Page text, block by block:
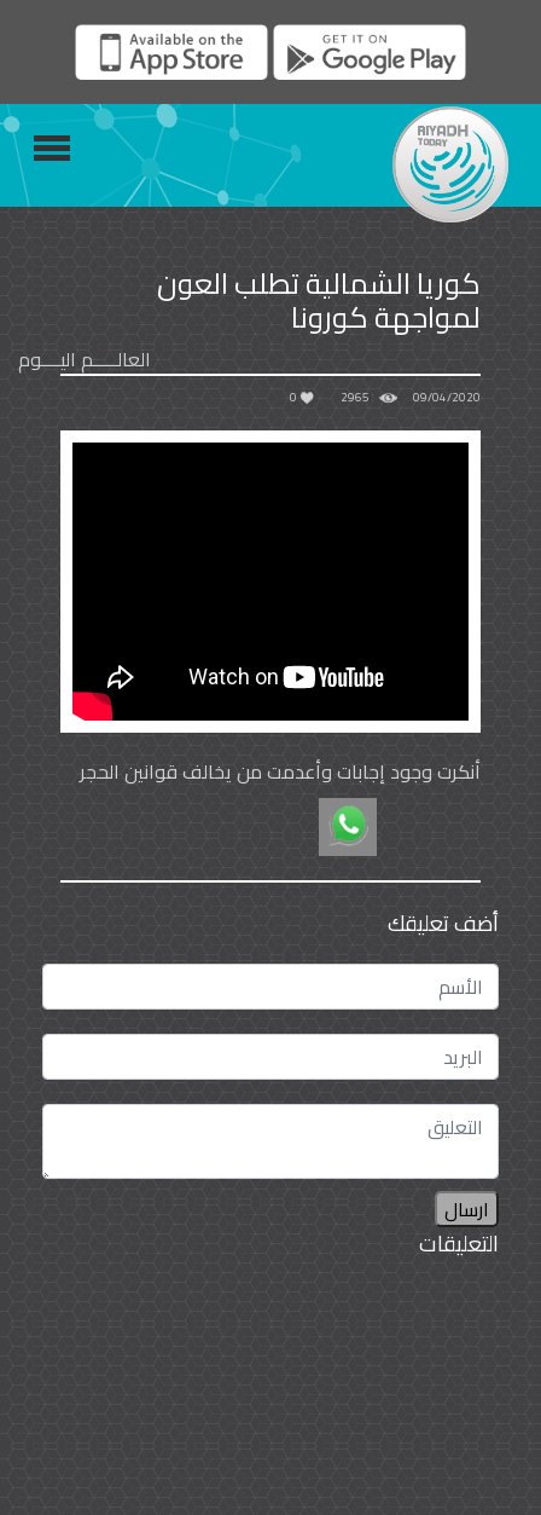
كوريا الشمالية تطلب العون
لمواجهة كورونا
العالـــــم اليــــوم
09/04/2020
2965
0
أنكرت وجود إجابات وأعدمت من يخالف قوانين الحجر
الصحي
أضف تعليقك
ارسال
التعليقات